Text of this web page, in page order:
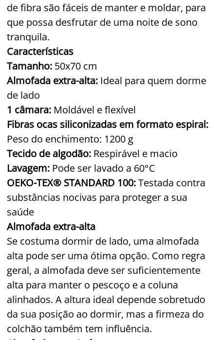
de fibra são fáceis de manter e moldar, para
que possa desfrutar de uma noite de sono
tranquila.
Características
Tamanho: 50x70 cm
Almofada extra-alta: Ideal para quem dorme
de lado
1 câmara: Moldável e flexível
Fibras ocas siliconizadas em formato espiral:
Peso do enchimento: 1200 g
Tecido de algodão: Respirável e macio
Lavagem: Pode ser lavado a 60°C
OEKO-TEX® STANDARD 100:Testada contra
substâncias nocivas para proteger a sua
saúde
Almofada extra-alta
Se costuma dormir de lado, uma almofada
alta pode ser uma ótima opção. Como regra
geral, a almofada deve ser suficientemente
alta para manter o pescoço e a coluna
alinhados. A altura ideal depende sobretudo
da sua posição ao dormir, mas a firmeza do
colchão também tem influência.